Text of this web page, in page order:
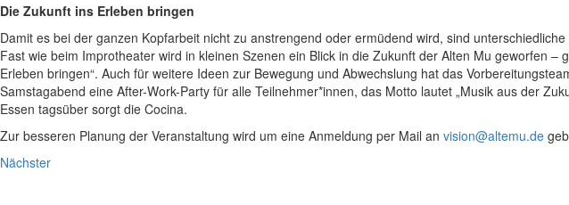
Die Zukunft ins Erleben bringen
Damit es bei der ganzen Kopfarbeit nicht zu anstrengend oder ermüdend wird, sind
Fast wie beim Improtheater wird in kleinen Szenen ein Blick in die Zukunft der Alten Mu geworfen –
Erleben bringen“. Auch für weitere Ideen zur Bewegung und Abwechslung hat das
Samstagabend eine After-Work-Party für alle Teilnehmer*innen, das Motto lautet „Musik aus der
Essen tagsüber sorgt die Cocina.
Zur besseren Planung der Veranstaltung wird um eine Anmeldung per Mail an vision@altemu.de
Nächster